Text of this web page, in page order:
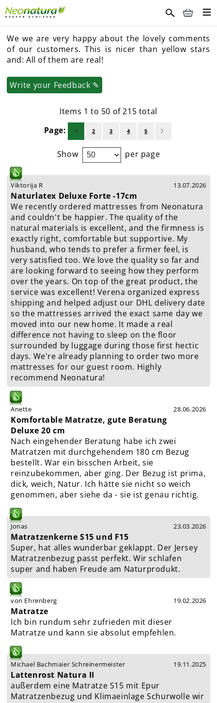
We we are very happy about the lovely comments
of our customers. This is nicer than yellow stars
and: All of them are real!
Write your Feedback ✎
Items 1 to 50 of 215 total
Page
You're currently reading page
1 Page
2 Page
3 Page
4 Page
5
Show per page
Viktorija R 13.07.2026
Naturlatex Deluxe Forte -17cm
We recently ordered mattresses from Neonatura
and couldn't be happier. The quality of the
natural materials is excellent, and the firmness is
exactly right, comfortable but supportive. My
husband, who tends to prefer a firmer feel, is
very satisfied too. We love the quality so far and
are looking forward to seeing how they perform
over the years. On top of the great product, the
service was excellent! Verena organized express
shipping and helped adjust our DHL delivery date
so the mattresses arrived the exact same day we
moved into our new home. It made a real
difference not having to sleep on the floor
surrounded by luggage during those first hectic
days. We're already planning to order two more
mattresses for our guest room. Highly
recommend Neonatura!
Anette 28.06.2026
Komfortable Matratze, gute Beratung
Deluxe 20 cm
Nach eingehender Beratung habe ich zwei
Matratzen mit durchgehendem 180 cm Bezug
bestellt. War ein bisschen Arbeit, sie
reinzubekommen, aber ging. Der Bezug ist prima,
dick, weich, Natur. Ich hätte sie nicht so weich
genommen, aber siehe da - sie ist genau richtig.
Jonas 23.03.2026
Matratzenkerne S15 und F15
Super, hat alles wunderbar geklappt. Der Jersey
Matratzenbezug passt perfekt. Wir schlafen
super and haben Freude am Naturprodukt.
von Ehrenberg 19.02.2026
Matratze
Ich bin rundum sehr zufrieden mit dieser
Matratze und kann sie absolut empfehlen.
Michael Bachmaier Schreinermeister 19.11.2025
Lattenrost Natura II
außerdem eine Matratze S15 mit Epur
Matratzenbezug und Klimaeinlage Schurwolle wir